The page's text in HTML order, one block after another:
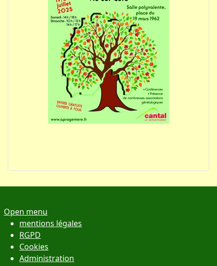
Open menu
mentions légales
RGPD
Cookies
Administration